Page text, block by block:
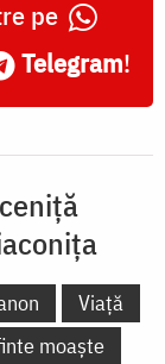
pe
Telegram!
Viață
moaște